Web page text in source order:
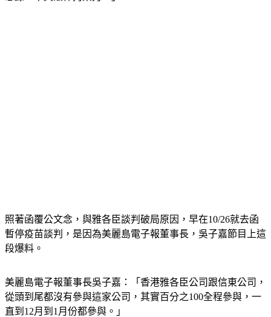
照著函覆公文念，與雅各臣談判破局原因，早在10/26就去函
暫停疫苗談判，是因為美麗島電子報董事長，吳子嘉節目上這
段爆料。
美麗島電子報董事長吳子嘉：「香港雅各臣公司跟信東公司，
從頭到尾都沒有參與這家公司，其實百分之100全程參與，一
直到12月到1月份都參與。」